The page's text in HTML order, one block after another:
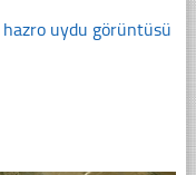
hazro uydu görüntüsü